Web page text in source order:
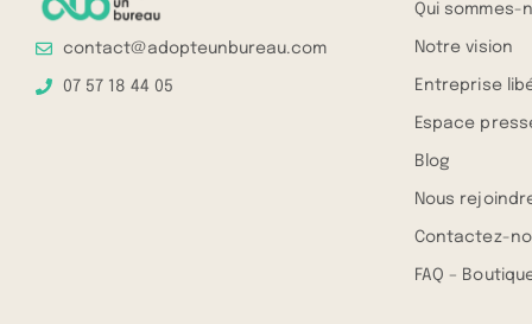
contact@adopteunbureau.com
07 57 18 44 05
Qui sommes-
Notre vision
Entreprise
Espace
Blog
Nous
Contactez-
FAQ –